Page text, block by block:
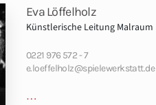
Eva Löffelholz
Künstlerische Leitung Malraum
0221 976 572 - 7
e.loeffelholz@spielewerkstatt.de
…